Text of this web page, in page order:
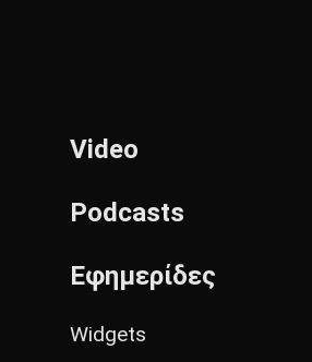
Video
Podcasts
Εφημερίδες
Widgets